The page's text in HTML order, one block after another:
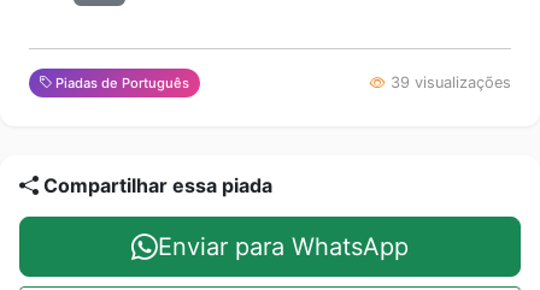
Piadas de Português 39 visualizações
Compartilhar essa piada
Enviar para WhatsApp